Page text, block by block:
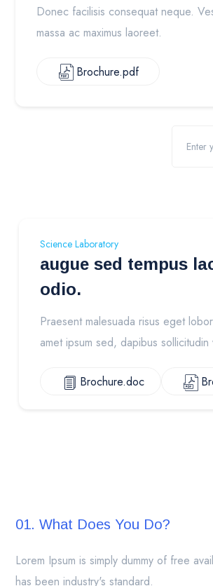
Donec facilisis consequat neque.
massa ac maximus laoreet.
Brochure.pdf
Science Laboratory
augue sed tempus
odio.
Praesent malesuada risus eget
amet ipsum sed, dapibus
Brochure.doc
01. What Does You Do?
Lorem Ipsum is simply dummy of free
has been industry's standard.